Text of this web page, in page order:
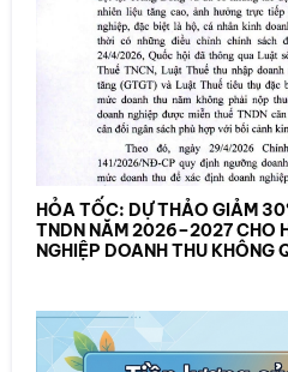
HỎA TỐC: DỰ THẢO GIẢM
TNDN NĂM 2026–2027 CHO
NGHIỆP DOANH THU KHÔNG